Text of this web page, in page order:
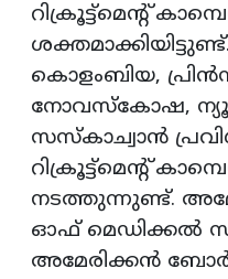
റിക്രൂട്ട്‌മെൻ്റ്
കൊളംബിയ,
നോവസ്കോഷ,
സസ്കാച്വാൻ
റിക്രൂട്ട്‌മെൻ്റ്
നടത്തുന്നുണ്ട്.
ഓഫ് മെഡിക്കൽ
അമേരിക്കൻ